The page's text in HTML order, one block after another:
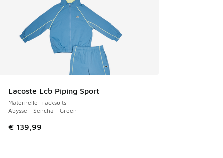
Lacoste Lcb Piping Sport
Maternelle Tracksuits
Abysse - Sencha - Green
€ 139,99